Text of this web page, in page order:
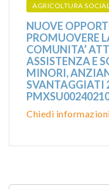
AGRICOLTURA
NUOVE
PROMUOVERE
COMUNITA’
ASSISTENZA E
MINORI,
SVANTAGGIATI
Chiedi